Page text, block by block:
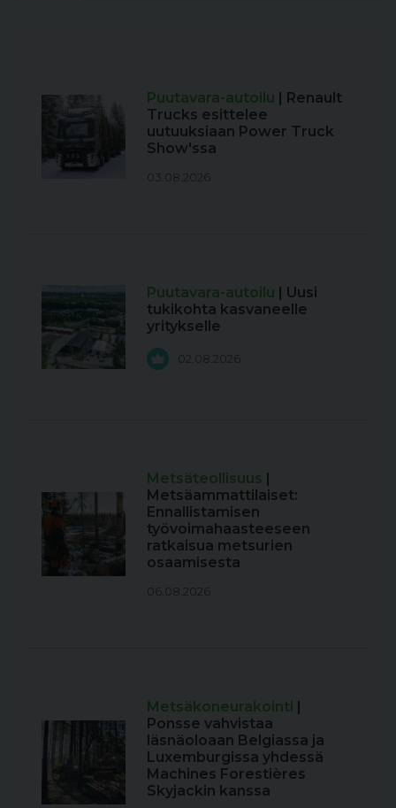
Puutavara-autoilu | Renault
Trucks esittelee
uutuuksiaan Power Truck
Show'ssa
03.08.2026
Puutavara-autoilu | Uusi
tukikohta kasvaneelle
yritykselle
02.08.2026
Metsäteollisuus |
Metsäammattilaiset:
Ennallistamisen
työvoimahaasteeseen
ratkaisua metsurien
osaamisesta
06.08.2026
Metsäkoneurakointi |
Ponsse vahvistaa
läsnäoloaan Belgiassa ja
Luxemburgissa yhdessä
Machines Forestières
Skyjackin kanssa